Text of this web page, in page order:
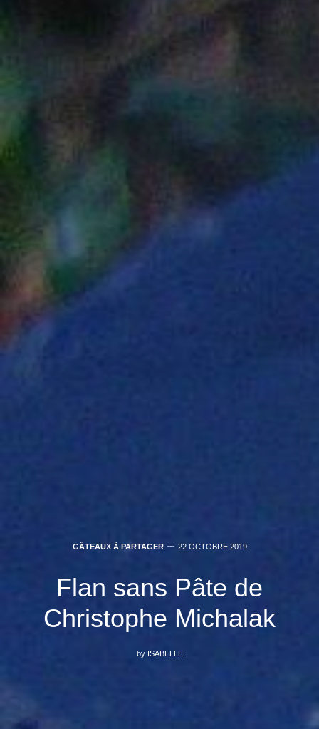
GÂTEAUX À PARTAGER 22 OCTOBRE 2019
Flan sans Pâte de
Christophe Michalak
by ISABELLE